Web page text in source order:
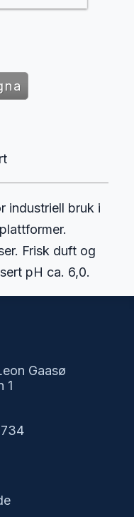
industriell bruk i
Frisk duft og
pH ca. 6,0.
Gaasø
1